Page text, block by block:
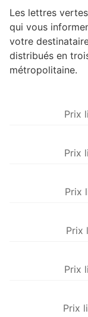
Les lettres
qui vous
votre
distribués en
métropolitaine.